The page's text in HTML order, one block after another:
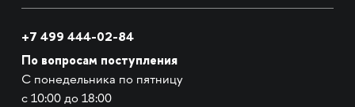
+7 499 444-02-84
По вопросам поступления
С понедельника по пятницу
с 10:00 до 18:00